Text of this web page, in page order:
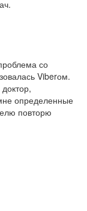
со
Viberом.
определенные
повторю